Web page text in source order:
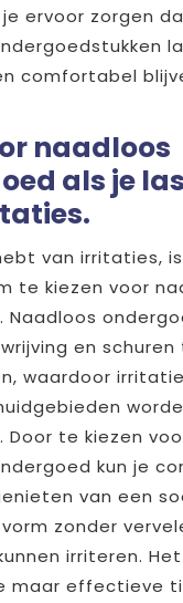
ervoor zorgen
comfortabel
naadloos
als je
van irritaties,
te kiezen voor
Naadloos
en schuren
waardoor
Door te kiezen
kun je
van een
zonder
irriteren.
maar effectieve